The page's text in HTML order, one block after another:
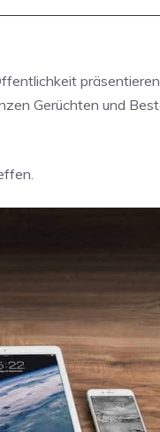
Gerüchten und